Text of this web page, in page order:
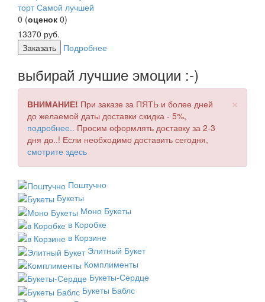
торт Самой лучшей
0 (оценок 0)
13370 руб.
Заказать
Подробнее
выбирай лучшие эмоции :-)
×
ВНИМАНИЕ! При заказе за ПЯТЬ и более дней
до желаемой даты доставки скидка - 5%,
подробнее.. Просим оформлять доставку за 2-3
дня до..! Если необходимо доставить сегодня,
смотрите здесь
Поштучно
Букеты
Моно Букеты
в Коробке
в Корзине
Элитный Букет
Комплименты
Букеты-Сердце
Букеты Баблс